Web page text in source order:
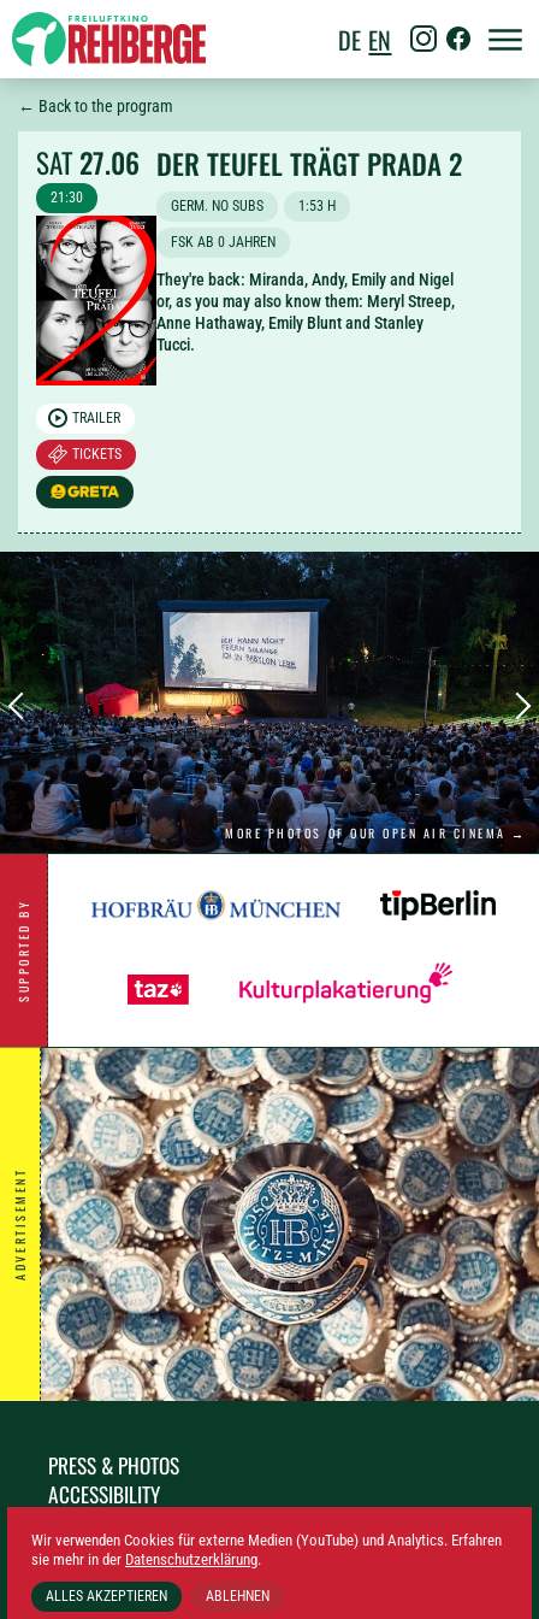
DE EN
← Back to the program
SAT27.06
21:30
TRAILER
TICKETS
DER TEUFEL TRÄGT PRADA 2
GERM. NO SUBS 1:53 H
FSK AB 0 JAHREN
They're back: Miranda, Andy, Emily and Nigel
or, as you may also know them: Meryl Streep,
Anne Hathaway, Emily Blunt and Stanley
Tucci.
MORE PHOTOS OF OUR OPEN AIR CINEMA →
SUPPORTED BY
ADVERTISEMENT
PRESS & PHOTOS
ACCESSIBILITY
LEGAL NOTICE
PRIVACY
Wir verwenden Cookies für externe Medien (YouTube) und Analytics. Erfahren
sie mehr in der Datenschutzerklärung.
ALLES AKZEPTIEREN ABLEHNEN